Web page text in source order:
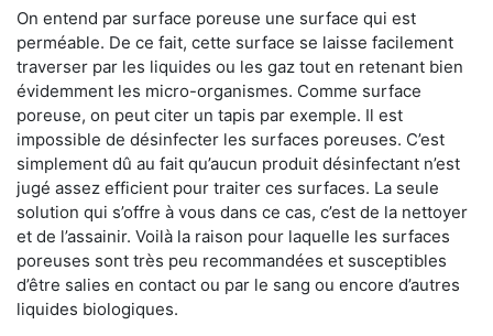
On entend par surface poreuse une surface qui est
perméable. De ce fait, cette surface se laisse facilement
traverser par les liquides ou les gaz tout en retenant bien
évidemment les micro-organismes. Comme surface
poreuse, on peut citer un tapis par exemple. Il est
impossible de désinfecter les surfaces poreuses. C’est
simplement dû au fait qu’aucun produit désinfectant n’est
jugé assez efficient pour traiter ces surfaces. La seule
solution qui s’offre à vous dans ce cas, c’est de la nettoyer
et de l’assainir. Voilà la raison pour laquelle les surfaces
poreuses sont très peu recommandées et susceptibles
d’être salies en contact ou par le sang ou encore d’autres
liquides biologiques.